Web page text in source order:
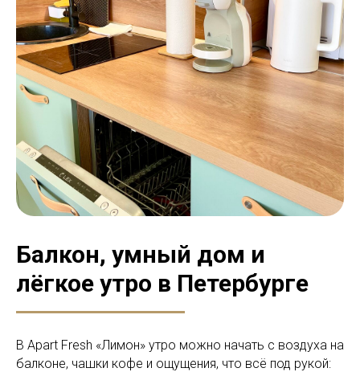
Балкон, умный дом и
лёгкое утро в Петербурге
В Apart Fresh «Лимон» утро можно начать с воздуха на
балконе, чашки кофе и ощущения, что всё под рукой: